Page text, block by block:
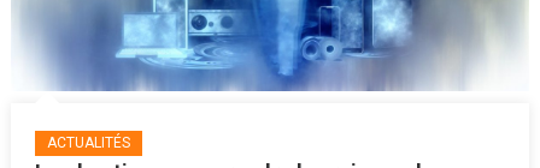
ACTUALITÉS